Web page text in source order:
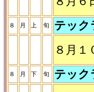
８ 月 上 旬
テッ
８月
８ 月 下 旬
テッ